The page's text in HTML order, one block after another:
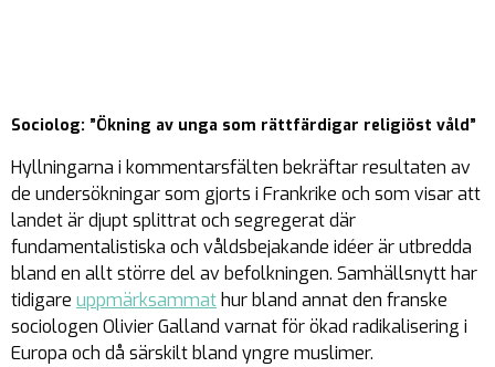
Sociolog: ”Ökning av unga som rättfärdigar religiöst våld”
Hyllningarna i kommentarsfälten bekräftar resultaten av
de undersökningar som gjorts i Frankrike och som visar att
landet är djupt splittrat och segregerat där
fundamentalistiska och våldsbejakande idéer är utbredda
bland en allt större del av befolkningen. Samhällsnytt har
tidigare uppmärksammat hur bland annat den franske
sociologen Olivier Galland varnat för ökad radikalisering i
Europa och då särskilt bland yngre muslimer.